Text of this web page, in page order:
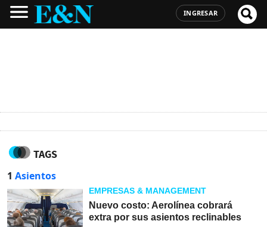
INGRESAR
TAGS
1 Asientos
EMPRESAS & MANAGEMENT
Nuevo costo: Aerolínea cobrará
extra por sus asientos reclinables